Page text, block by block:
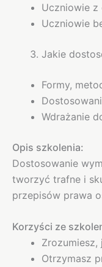
Uczniowie z
Uczniowie
Jakie
Formy,
Wdrażanie
Opis szkolenia:
Dostosowanie
tworzyć trafne i
przepisów prawa
Korzyści ze
Otrzymasz